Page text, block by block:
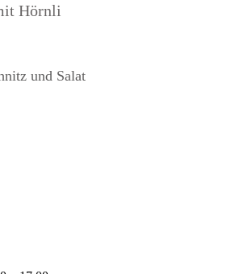
Hörnli
und Salat